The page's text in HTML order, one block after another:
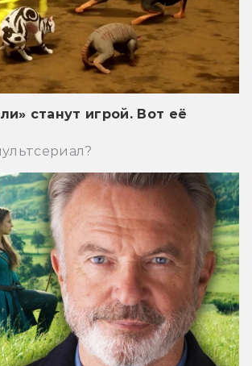
станут игрой. Вот её